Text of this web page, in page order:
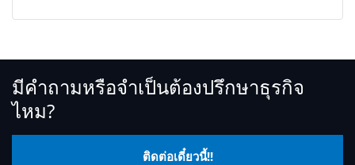
มีคำถามหรือจำเป็นต้องปรึกษาธุรกิจ
ไหม?
ติดต่อเดี๋ยวนี้!!